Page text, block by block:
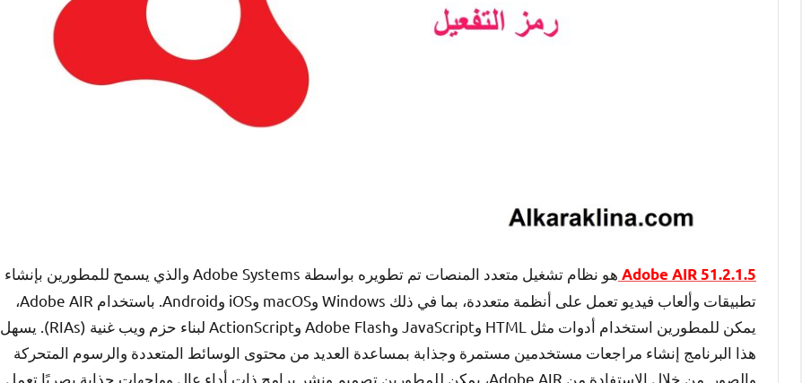
Adobe AIR 51.2.1.5
هو نظام تشغيل متعدد المنصات تم تطويره بواسطة Adobe Systems والذي يسمح للمطورين بإنشاء
تطبيقات وألعاب فيديو تعمل على أنظمة متعددة، بما في ذلك Windows وmacOS وiOS وAndroid. باستخدام Adobe AIR،
يمكن للمطورين استخدام أدوات مثل HTML وJavaScript وAdobe Flash وActionScript لبناء حزم ويب غنية (RIAs). يسهل
هذا البرنامج إنشاء مراجعات مستخدمين مستمرة وجذابة بمساعدة العديد من محتوى الوسائط المتعددة والرسوم المتحركة
والصور. من خلال الاستفادة من Adobe AIR، يمكن للمطورين تصميم ونشر برامج ذات أداء عالٍ وواجهات جذابة بصريًا تعمل